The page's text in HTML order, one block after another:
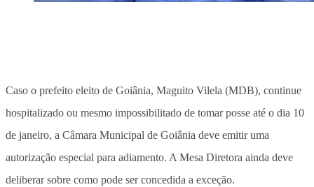
Caso o prefeito eleito de Goiânia, Maguito Vilela (MDB), continue
hospitalizado ou mesmo impossibilitado de tomar posse até o dia 10
de janeiro, a Câmara Municipal de Goiânia deve emitir uma
autorização especial para adiamento. A Mesa Diretora ainda deve
deliberar sobre como pode ser concedida a exceção.